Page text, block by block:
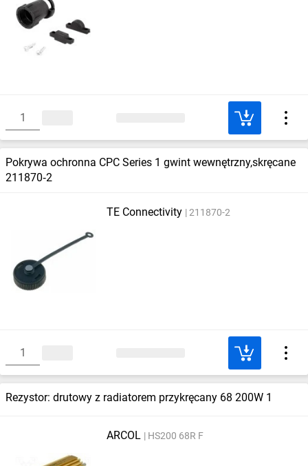
Pokrywa ochronna CPC Series 1 gwint wewnętrzny,skręcane
211870‑2
TE Connectivity 211870-2
Rezystor: drutowy z radiatorem przykręcany 68 200W 1
ARCOL HS200 68R F